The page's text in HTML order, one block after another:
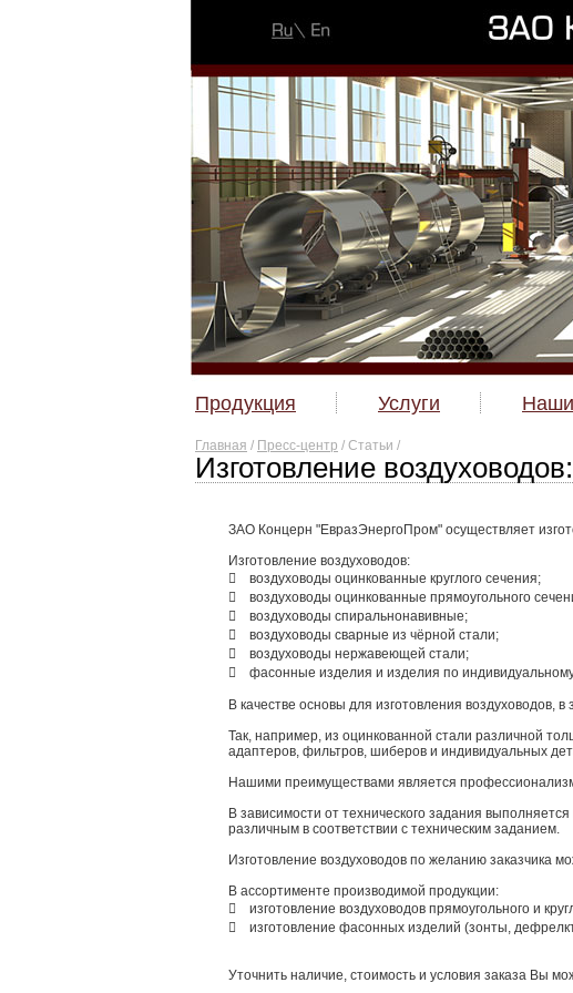
Продукция Услуги
Главная / Пресс-центр / Статьи /
Изготовление
ЗАО Концерн "ЕвразЭнергоПром" осуществляет
Изготовление воздуховодов:
 воздуховоды оцинкованные круглого сечения;
 воздуховоды оцинкованные прямоугольного
 воздуховоды спиральнонавивные;
 воздуховоды сварные из чёрной стали;
 воздуховоды нержавеющей стали;
 фасонные изделия и изделия по индивидуальному
В качестве основы для изготовления воздуховодов,
Так, например, из оцинкованной стали различной
адаптеров, фильтров, шиберов и индивидуальных
Нашими преимуществами является
В зависимости от технического задания
различным в соответствии с техническим заданием.
Изготовление воздуховодов по желанию заказчика
В ассортименте производимой продукции:
 изготовление воздуховодов прямоугольного и
 изготовление фасонных изделий (зонты,
Уточнить наличие, стоимость и условия заказа Вы